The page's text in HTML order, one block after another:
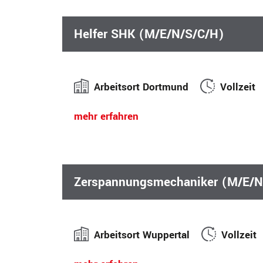
Helfer SHK (M/E/N/S/C/H)
Arbeitsort Dortmund
Vollzeit
mehr erfahren
Zerspannungsmechaniker (M/E/
Arbeitsort Wuppertal
Vollzeit